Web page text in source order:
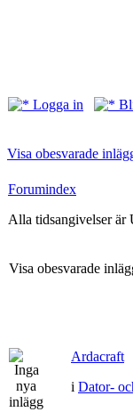
Logga in
Visa obesvarade
Forumindex
Alla tidsangivelser
Visa obesvarade
Ardacraft
i Dator-